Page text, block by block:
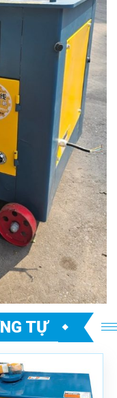
TỰ
phẩm: MUST
380